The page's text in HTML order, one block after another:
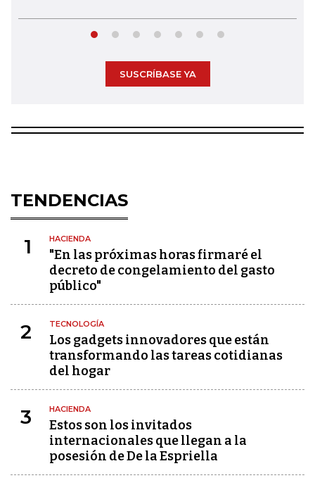
SUSCRÍBASE YA
TENDENCIAS
1 HACIENDA
"En las próximas horas firmaré el
decreto de congelamiento del gasto
público"
2 TECNOLOGÍA
Los gadgets innovadores que están
transformando las tareas cotidianas
del hogar
3 HACIENDA
Estos son los invitados
internacionales que llegan a la
posesión de De la Espriella